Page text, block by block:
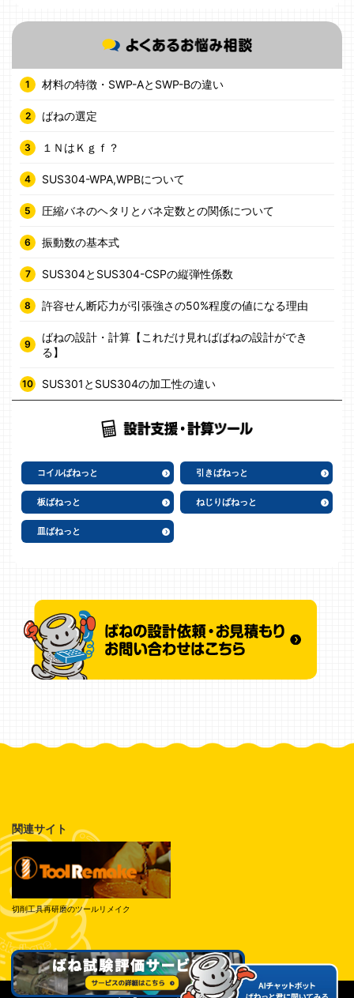
材料の特徴・SWP-AとSWP-Bの違い
ばねの選定
１ＮはＫｇｆ？
SUS304-WPA,WPBについて
圧縮バネのヘタリとバネ定数との関係について
振動数の基本式
SUS304とSUS304-CSPの縦弾性係数
許容せん断応力が引張強さの50%程度の値になる理由
ばねの設計・計算【これだけ見ればばねの設計ができ
る】
SUS301とSUS304の加工性の違い
コイルばねっと 引きばねっと
板ばねっと ねじりばねっと
皿ばねっと
関連サイト
切削工具再研磨のツールリメイク
© Tokai Spring Industries, Inc. All Rights Reserved.